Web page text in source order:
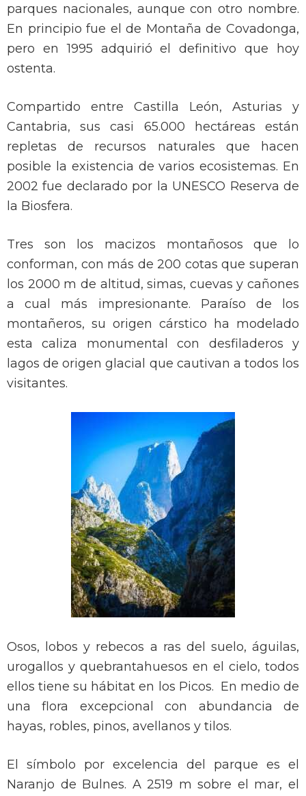
parques nacionales, aunque con otro nombre.
En principio fue el de Montaña de Covadonga,
pero en 1995 adquirió el definitivo que hoy
ostenta.
Compartido entre Castilla León, Asturias y
Cantabria, sus casi 65.000 hectáreas están
repletas de recursos naturales que hacen
posible la existencia de varios ecosistemas. En
2002 fue declarado por la UNESCO Reserva de
la Biosfera.
Tres son los macizos montañosos que lo
conforman, con más de 200 cotas que superan
los 2000 m de altitud, simas, cuevas y cañones
a cual más impresionante. Paraíso de los
montañeros, su origen cárstico ha modelado
esta caliza monumental con desfiladeros y
lagos de origen glacial que cautivan a todos los
visitantes.
Osos, lobos y rebecos a ras del suelo, águilas,
urogallos y quebrantahuesos en el cielo, todos
ellos tiene su hábitat en los Picos. En medio de
una flora excepcional con abundancia de
hayas, robles, pinos, avellanos y tilos.
El símbolo por excelencia del parque es el
Naranjo de Bulnes. A 2519 m sobre el mar, el